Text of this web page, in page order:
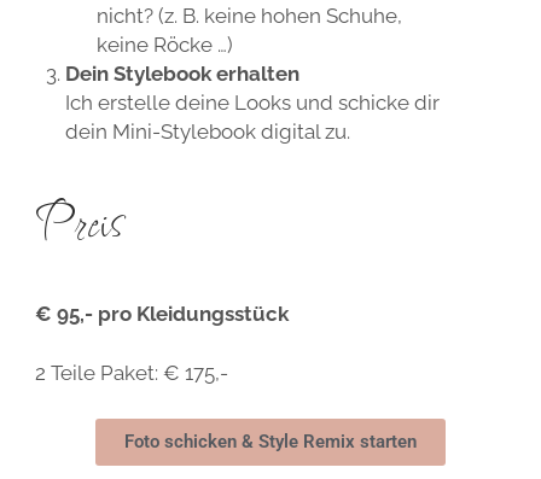
nicht? (z. B. keine hohen Schuhe,
keine Röcke …)
Dein Stylebook erhalten
Ich erstelle deine Looks und schicke dir
dein Mini-Stylebook digital zu.
Preis
€ 95,- pro Kleidungsstück
2 Teile Paket: € 175,-
Foto schicken & Style Remix starten